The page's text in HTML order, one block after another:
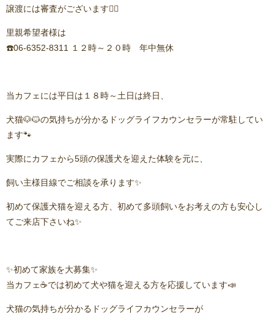
譲渡には審査がございます🙇‍♂️
里親希望者様は
☎️06-6352-8311 １２時～２０時 年中無休
当カフェには平日は１８時～土日は終日、
犬猫🐶🐱の気持ちが分かるドッグライフカウンセラーが常駐してい
ます🐾
実際にカフェから5頭の保護犬を迎えた体験を元に、
飼い主様目線でご相談を承ります✨
初めて保護犬猫を迎える方、初めて多頭飼いをお考えの方も安心し
てご来店下さいね✨
✨初めて家族を大募集✨
当カフェ☕️では初めて犬や猫を迎える方を応援しています📣
犬猫の気持ちが分かるドッグライフカウンセラーが